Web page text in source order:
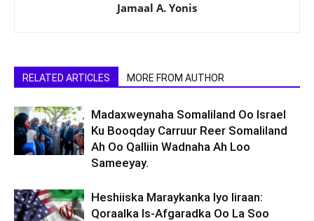
Jamaal A. Yonis
RELATED ARTICLES MORE FROM AUTHOR
Madaxweynaha Somaliland Oo Israel
Ku Booqday Carruur Reer Somaliland
Ah Oo Qalliin Wadnaha Ah Loo
Sameeyay.
Heshiiska Maraykanka Iyo Iiraan:
Qoraalka Is-Afgaradka Oo La Soo